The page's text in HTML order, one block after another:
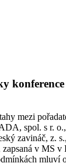
konference
mezi
spol. s r.
zavináč, z.
v MS
mluví